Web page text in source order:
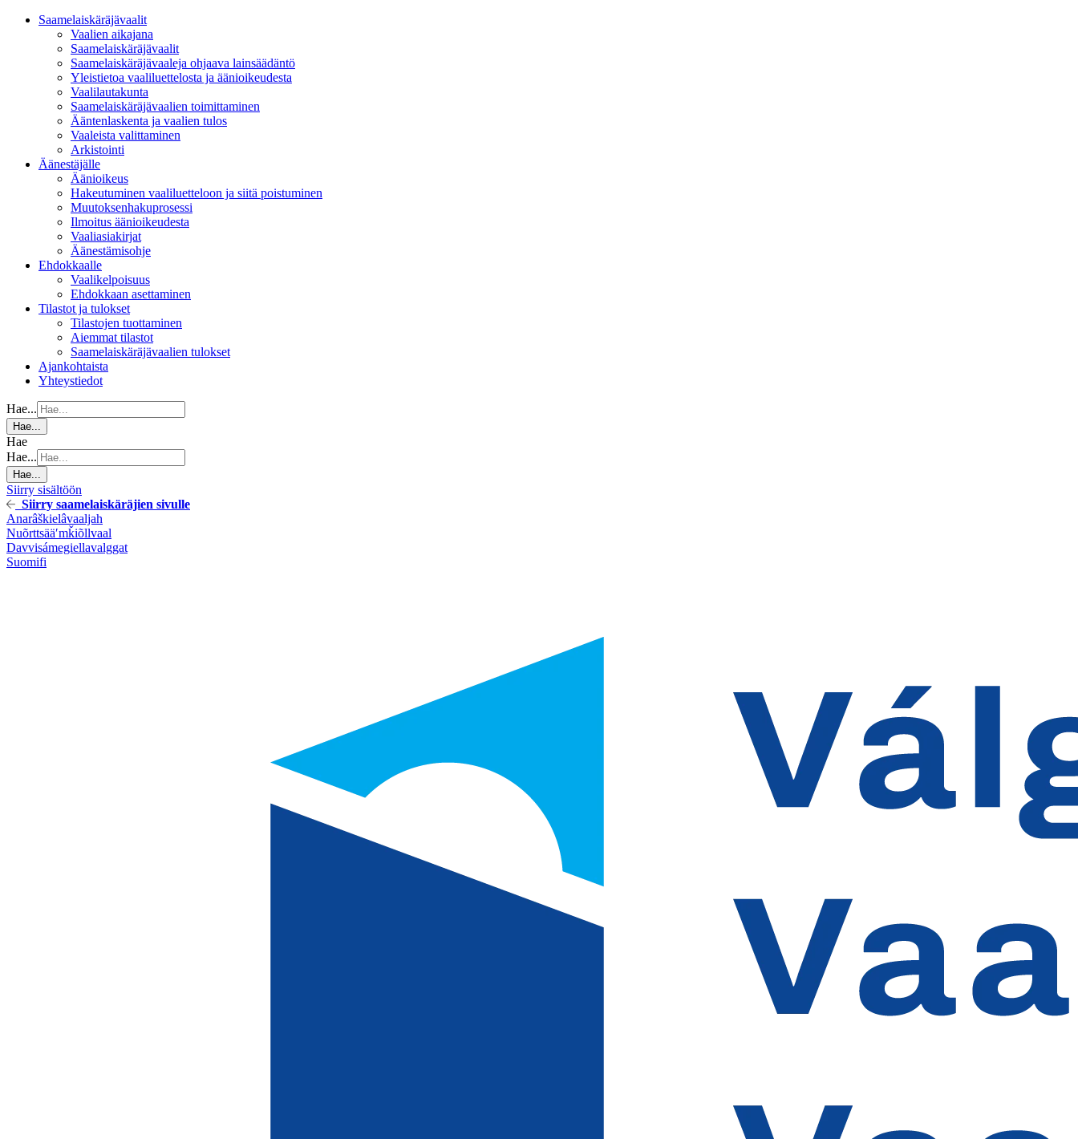
Saamelaiskäräjävaalit
Vaalien aikajana
Saamelaiskäräjävaalit
Saamelaiskäräjävaaleja ohjaava lainsäädäntö
Yleistietoa vaaliluettelosta ja äänioikeudesta
Vaalilautakunta
Saamelaiskäräjävaalien toimittaminen
Ääntenlaskenta ja vaalien tulos
Vaaleista valittaminen
Arkistointi
Äänestäjälle
Äänioikeus
Hakeutuminen vaaliluetteloon ja siitä poistuminen
Muutoksenhakuprosessi
Ilmoitus äänioikeudesta
Vaaliasiakirjat
Äänestämisohje
Ehdokkaalle
Vaalikelpoisuus
Ehdokkaan asettaminen
Tilastot ja tulokset
Tilastojen tuottaminen
Aiemmat tilastot
Saamelaiskäräjävaalien tulokset
Ajankohtaista
Yhteystiedot
Hae...
Hae...
Hae
Hae...
Hae...
Siirry sisältöön
Siirry saamelaiskäräjien sivulle
Anarâškielâvaaljah
Nuõrttsääʹmǩiõllvaal
Davvisámegiellavalggat
Suomifi